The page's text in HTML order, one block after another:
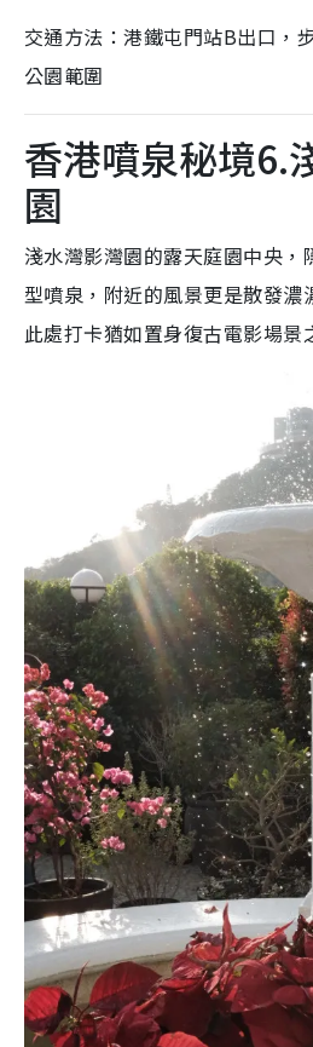
交通方法：港鐵屯門站B出口，
公園範圍
香港噴泉秘境6.
園
淺水灣影灣園的露天庭園中央，
型噴泉，附近的風景更是散發濃
此處打卡猶如置身復古電影場景